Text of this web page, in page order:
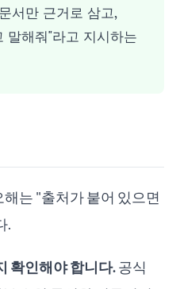
서만 근거로 삼고,
말해줘"라고 지시하는
는 "출처가 붙어 있으면
.
확인해야 합니다.공식